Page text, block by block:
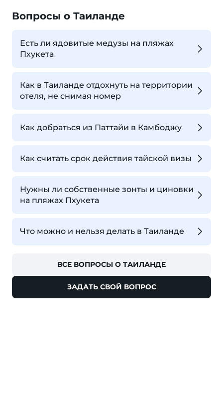
Вопросы о Таиланде
Есть ли ядовитые медузы на пляжах
Пхукета
Как в Таиланде отдохнуть на территории
отеля, не снимая номер
Как добраться из Паттайи в Камбоджу
Как считать срок действия тайской визы
Нужны ли собственные зонты и циновки
на пляжах Пхукета
Что можно и нельзя делать в Таиланде
ВСЕ ВОПРОСЫ О ТАИЛАНДЕ
ЗАДАТЬ СВОЙ ВОПРОС